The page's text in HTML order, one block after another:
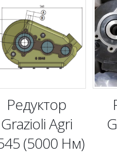
Редуктор
Grazioli Agri
(5000 Нм)